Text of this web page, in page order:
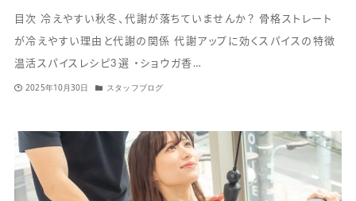
目次 冷えやすい秋冬、代謝が落ちていませんか？ 骨格ストレート
が冷えやすい理由と代謝の関係 代謝アップに効くスパイスの特徴
温活スパイスレシピ3選 ・ショウガ香…
2025年10月30日 スタッフブログ